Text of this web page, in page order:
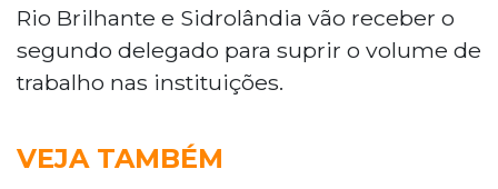
Rio Brilhante e Sidrolândia vão receber o
segundo delegado para suprir o volume de
trabalho nas instituições.
VEJA TAMBÉM